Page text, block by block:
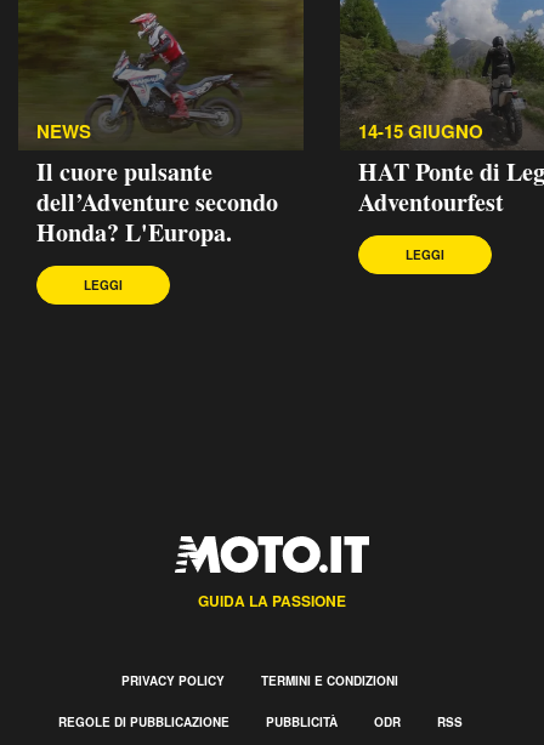
NEWS
Il cuore pulsante
dell’Adventure secondo
Honda? L'Europa.
LEGGI
14-15 GIUGNO
HAT Ponte di
Adventourfest
LEGGI
GUIDA LA PASSIONE
PRIVACY POLICY TERMINI E CONDIZIONI
REGOLE DI PUBBLICAZIONE PUBBLICITÀ ODR RSS